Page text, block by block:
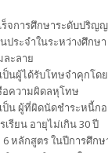
ร็จการศึกษาระดับปริญ
ประจำในระหว่างศึกษา
ะลาย
ป็นผู้ได้รับโทษจำคุกโ
ความผิดลหุโทษ
ป็น ผู้ที่ผิดนัดชำระหนี้ก
รียน อายุไม่เกิน 30 ปี
หลักสูตร ในปีการศึก